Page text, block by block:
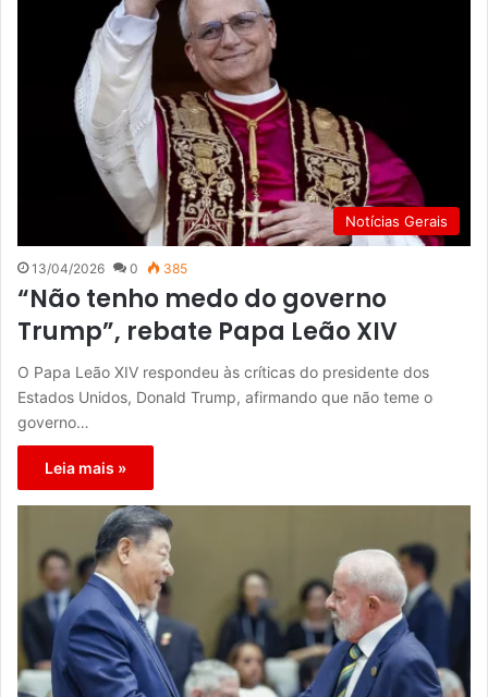
Notícias Gerais
13/04/2026 0 385
“Não tenho medo do governo
Trump”, rebate Papa Leão XIV
O Papa Leão XIV respondeu às críticas do presidente dos
Estados Unidos, Donald Trump, afirmando que não teme o
governo…
Leia mais »